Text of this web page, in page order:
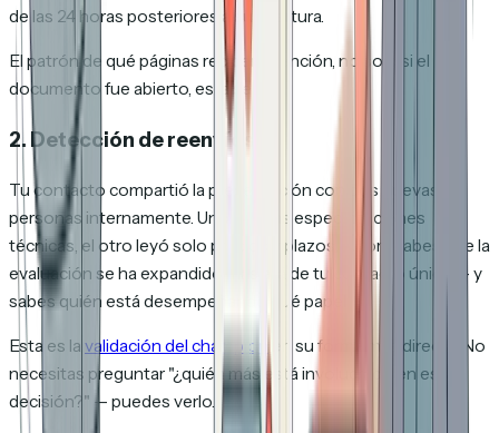
de las 24 horas posteriores a su apertura.
El patrón de qué páginas reciben atención, no solo si el
documento fue abierto, es la señal.
2. Detección de reenvíos
Tu contacto compartió la presentación con dos nuevas
personas internamente. Uno leyó las especificaciones
técnicas, el otro leyó solo precios y plazos. Ahora sabes que la
evaluación se ha expandido más allá de tu contacto único — y
sabes quién está desempeñando qué papel.
Esta es la validación del championen su forma más directa. No
necesitas preguntar "¿quién más está involucrado en esta
decisión?" — puedes verlo.